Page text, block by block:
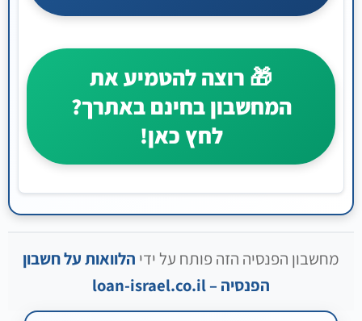
🎁 רוצה להטמיע את
המחשבון בחינם באתרך?
לחץ כאן!
קבל הלוואה בתנאים הטובים ביותר
הגש בקשה אונליין וקבל תשובה
מחשבון הפנסיה הזה פותח על ידי הלוואות על חשבון
הפנסיה – loan-israel.co.il